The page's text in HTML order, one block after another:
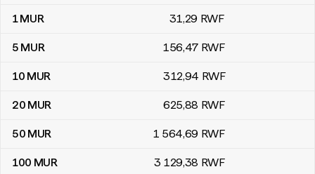
Mauricijaus rupijos į Ruandos frankai konvertavimo lentelė
1MUR 31,29 RWF
5 MUR 156,47 RWF
10 MUR 312,94 RWF
20 MUR 625,88 RWF
50 MUR 1 564,69 RWF
100 MUR 3 129,38 RWF